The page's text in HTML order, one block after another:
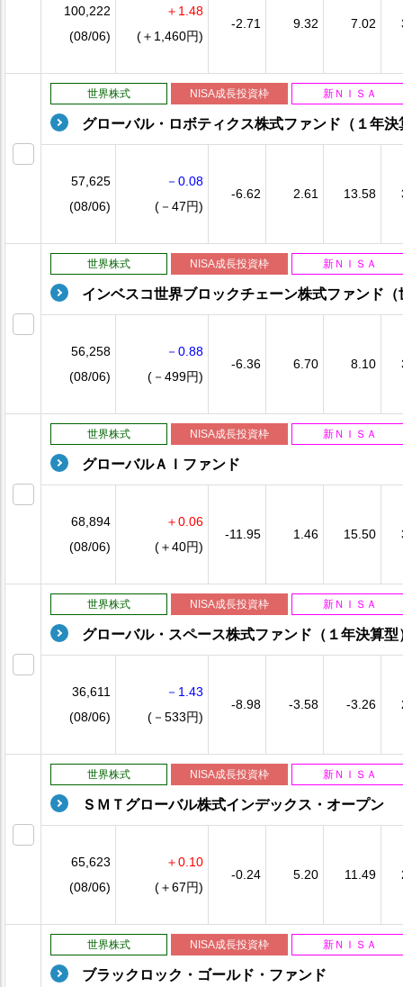
100,222
(08/06)
＋1.48
(＋1,460円)
-2.71 9.32 7.02
世界株式 NISA成長投資枠 新ＮＩＳＡ
グローバル・ロボティクス株式ファンド（１年決
57,625
(08/06)
－0.08
(－47円)
-6.62 2.61 13.58
世界株式 NISA成長投資枠 新ＮＩＳＡ
インベスコ世界ブロックチェーン株式ファンド（
56,258
(08/06)
－0.88
(－499円)
-6.36 6.70 8.10
世界株式 NISA成長投資枠 新ＮＩＳＡ
グローバルＡＩファンド
68,894
(08/06)
＋0.06
(＋40円)
-11.95 1.46 15.50
世界株式 NISA成長投資枠 新ＮＩＳＡ
グローバル・スペース株式ファンド（１年決算型
36,611
(08/06)
－1.43
(－533円)
-8.98 -3.58 -3.26
世界株式 NISA成長投資枠 新ＮＩＳＡ
ＳＭＴグローバル株式インデックス・オープン
65,623
(08/06)
＋0.10
(＋67円)
-0.24 5.20 11.49
世界株式 NISA成長投資枠 新ＮＩＳＡ
ブラックロック・ゴールド・ファンド